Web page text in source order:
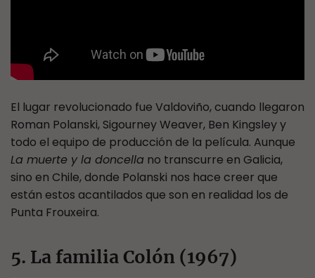
El lugar revolucionado fue Valdoviño, cuando llegaron
Roman Polanski, Sigourney Weaver, Ben Kingsley y
todo el equipo de producción de la película. Aunque
La muerte y la doncella no transcurre en Galicia,
sino en Chile, donde Polanski nos hace creer que
están estos acantilados que son en realidad los de
Punta Frouxeira.
5. La familia Colón (1967)